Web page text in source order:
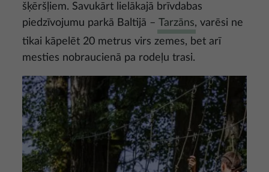
šķēršļiem. Savukārt lielākajā brīvdabas
piedzīvojumu parkā Baltijā – Tarzāns, varēsi ne
tikai kāpelēt 20 metrus virs zemes, bet arī
mesties nobraucienā pa rodeļu trasi.
Attēls